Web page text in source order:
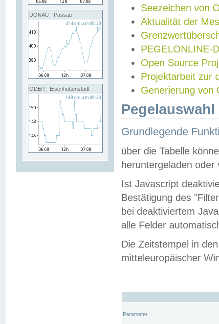
DONAU - Passau
ODER - Eisenhüttenstadt
Seezeichen von
Aktualität der
PEGELONLINE-
Open Source
Projektarbeit zur
Generierung von
Grundlegende
über die Tabelle
heruntergeladen oder
Ist Javascript
Bestätigung des
bei deaktiviertem
alle Felder
Die Zeitstempel in
mitteleuropäischer
Parameter